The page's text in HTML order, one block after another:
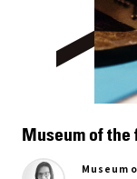
Museum of the
Museum